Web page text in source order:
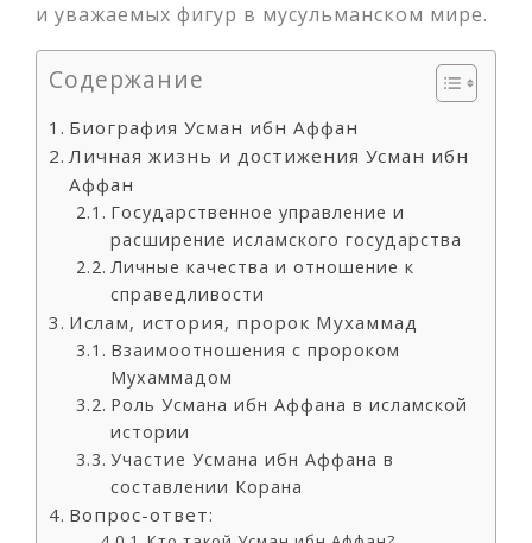
и уважаемых фигур в мусульманском мире.
Содержание
Биография Усман ибн Аффан
Личная жизнь и достижения Усман ибн
Аффан
Государственное управление и
расширение исламского государства
Личные качества и отношение к
справедливости
Ислам, история, пророк Мухаммад
Взаимоотношения с пророком
Мухаммадом
Роль Усмана ибн Аффана в исламской
истории
Участие Усмана ибн Аффана в
составлении Корана
Вопрос-ответ: